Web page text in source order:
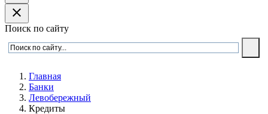
close
Поиск по сайту
Главная
Банки
Левобережный
Кредиты